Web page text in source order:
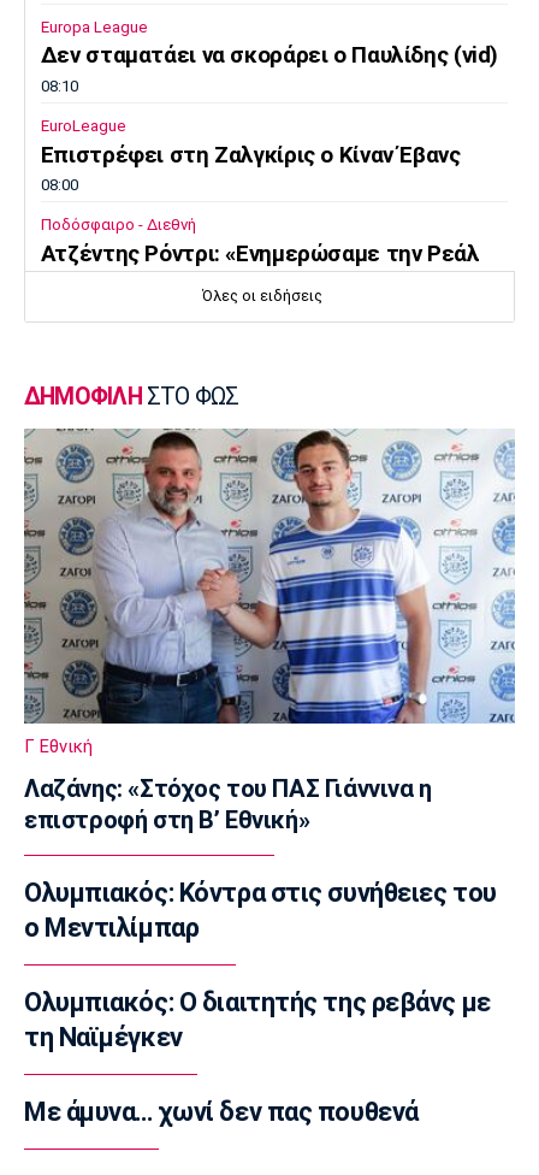
Europa League
Δεν σταματάει να σκοράρει ο Παυλίδης (vid)
08:10
EuroLeague
Επιστρέφει στη Ζαλγκίρις ο Κίναν Έβανς
08:00
Ποδόσφαιρο - Διεθνή
Ατζέντης Ρόντρι: «Ενημερώσαμε την Ρεάλ
ότι απόφασή του είναι να ενταχθεί στη
«Η Λέφσκι Σόφιας απέρριψε πρόταση του
Ολυμπιακού για τον Ακράμ Μπουράς»
07:40
Europa League
Μπιανκόν: «Ο Κωνσταντέλιας έχει τόση
ποιότητα - Η καρδιά μου παραμένει
ερυθρόλευκη»
07:30
Τηλεόραση
Τηλεόραση: Οι αθλητικές μεταδόσεις της
Παρασκευής (7/8)
07:20
Επικαιρότητα
Καιρός: Αίθριος με αραιές νεφώσεις
07:10
Επικαιρότητα
Εορτολόγιο: Ποιοι γιορτάζουν σήμερα
Παρασκευή 7 Αυγούστου
Europa League
Europa League: Παρέλαση της ΤΣΣΚΑ Σόφιας
στο Μπατούμι
00:04
Ποδόσφαιρο - Διεθνή
Όλες οι ειδήσεις
ΔΗΜΟΦΙΛΗ ΣΤΟ ΦΩΣ
Γ Εθνική
Λαζάνης: «Στόχος του ΠΑΣ Γιάννινα η
επιστροφή στη Β’ Εθνική»
Ολυμπιακός: Κόντρα στις συνήθειες του
ο Μεντιλίμπαρ
Ολυμπιακός: Ο διαιτητής της ρεβάνς με
τη Ναϊμέγκεν
Με άμυνα… χωνί δεν πας πουθενά